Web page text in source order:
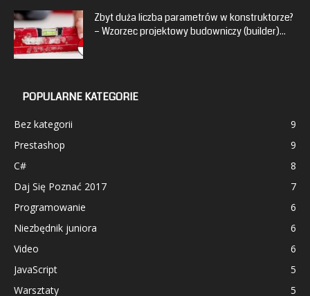
Zbyt duża liczba parametrów w konstruktorze?
– Wzorzec projektowy budowniczy (builder)...
POPULARNE KATEGORIE
Bez kategorii
9
Prestashop
9
C#
8
Daj Się Poznać 2017
7
Programowanie
6
Niezbędnik juniora
6
Video
6
JavaScript
5
Warsztaty
5